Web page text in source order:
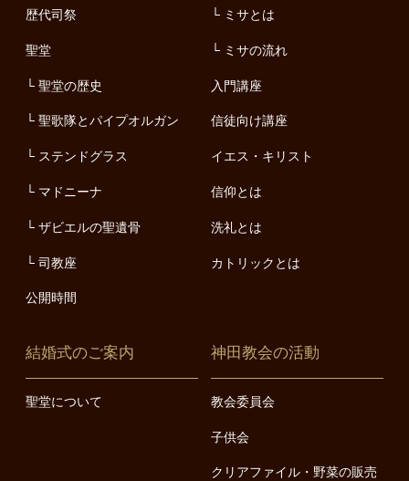
歴代司祭
聖堂
聖堂の歴史
聖歌隊とパイプオルガン
ステンドグラス
マドニーナ
ザビエルの聖遺骨
司教座
公開時間
ミサとは
ミサの流れ
入門講座
信徒向け講座
イエス・キリスト
信仰とは
洗礼とは
カトリックとは
結婚式のご案内
聖堂について
神田教会の活動
教会委員会
子供会
クリアファイル・野菜の販売